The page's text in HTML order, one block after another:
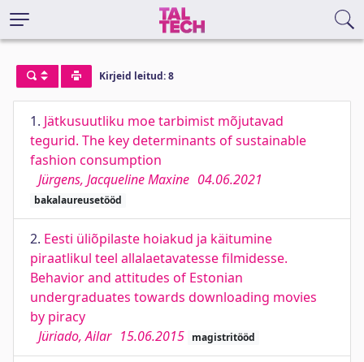
Kirjeid leitud: 8
1. Jätkusuutliku moe tarbimist mõjutavad
tegurid. The key determinants of sustainable
fashion consumption
Jürgens, Jacqueline Maxine 04.06.2021
bakalaureusetööd
2. Eesti üliõpilaste hoiakud ja käitumine
piraatlikul teel allalaetavatesse filmidesse.
Behavior and attitudes of Estonian
undergraduates towards downloading movies
by piracy
Jüriado, Ailar 15.06.2015 magistritööd